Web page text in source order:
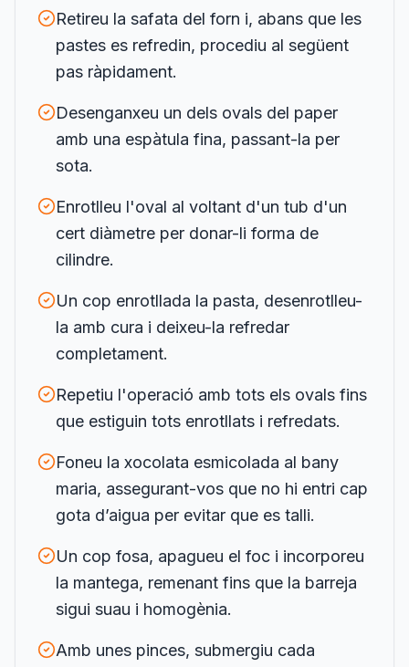
Retireu la safata del forn i, abans que les
pastes es refredin, procediu al següent
pas ràpidament.
Desenganxeu un dels ovals del paper
amb una espàtula fina, passant-la per
sota.
Enrotlleu l'oval al voltant d'un tub d'un
cert diàmetre per donar-li forma de
cilindre.
Un cop enrotllada la pasta, desenrotlleu-
la amb cura i deixeu-la refredar
completament.
Repetiu l'operació amb tots els ovals fins
que estiguin tots enrotllats i refredats.
Foneu la xocolata esmicolada al bany
maria, assegurant-vos que no hi entri cap
gota d’aigua per evitar que es talli.
Un cop fosa, apagueu el foc i incorporeu
la mantega, remenant fins que la barreja
sigui suau i homogènia.
Amb unes pinces, submergiu cada